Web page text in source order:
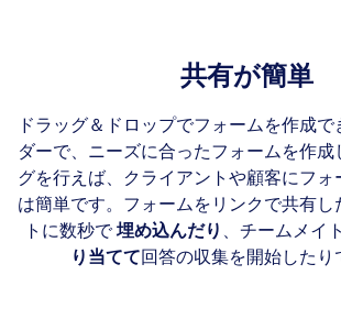
共有が簡単
ドラッグ＆ドロップでフォームを作成
ダーで、ニーズに合ったフォームを作
グを行えば、クライアントや顧客にフ
は簡単です。フォームをリンクで共有し
トに数秒で埋め込んだり 、チームメイ
り当てて回答の収集を開始したり